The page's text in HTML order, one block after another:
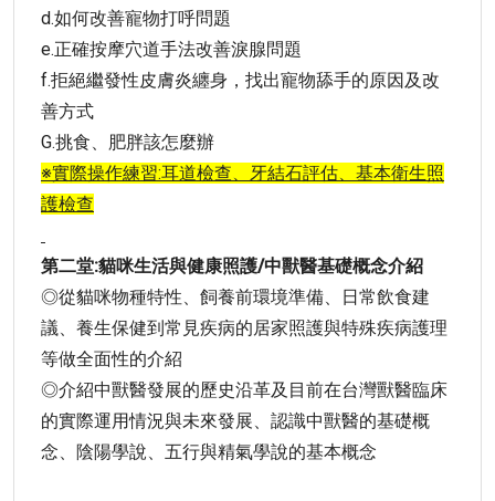
d.如何改善寵物打呼問題
e.正確按摩穴道手法改善淚腺問題
f.拒絕繼發性皮膚炎纏身，找出寵物舔手的原因及改
善方式
G.挑食、肥胖該怎麼辦
※實際操作練習:耳道檢查、牙結石評估、基本衛生照
護檢查
第二堂:貓咪生活與健康照護/中獸醫基礎概念介紹
◎從貓咪物種特性、飼養前環境準備、日常飲食建
議、養生保健到常見疾病的居家照護與特殊疾病護理
等做全面性的介紹
◎介紹中獸醫發展的歷史沿革及目前在台灣獸醫臨床
的實際運用情況與未來發展、認識中獸醫的基礎概
念、陰陽學說、五行與精氣學說的基本概念